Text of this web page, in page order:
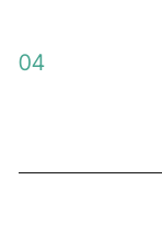
04